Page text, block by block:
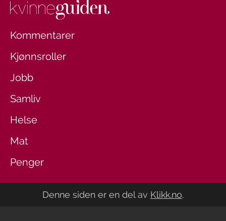
Kommentarer
Kjønnsroller
Jobb
Samliv
Helse
Mat
Penger
Denne siden er en del av Klikk.no.